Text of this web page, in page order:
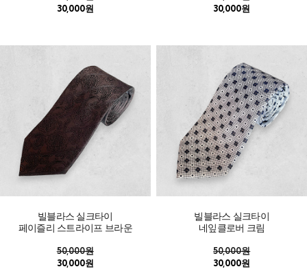
30,000원
30,000원
빌블라스 실크타이
페이즐리 스트라이프 브라운
50,000원
30,000원
빌블라스 실크타이
네잎클로버 크림
50,000원
30,000원